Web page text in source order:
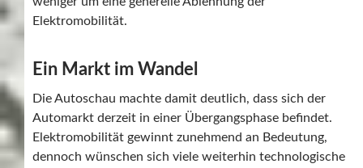
Elektromobilität.
Ein Markt im Wandel
Die Autoschau machte damit deutlich, dass sich der
Automarkt derzeit in einer Übergangsphase befindet.
Elektromobilität gewinnt zunehmend an Bedeutung,
dennoch wünschen sich viele weiterhin technologische